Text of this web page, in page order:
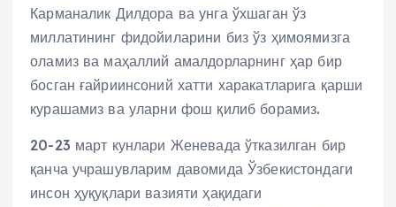
Карманалик Дилдора ва унга ўхшаган ўз
миллатининг фидойиларини биз ўз ҳимоямизга
оламиз ва маҳаллий амалдорларнинг ҳар бир
босган ғайриинсоний хатти харакатларига қарши
курашамиз ва уларни фош қилиб борамиз.
20-23 март кунлари Женевада ўтказилган бир
қанча учрашувларим давомида Ўзбекистондаги
инсон ҳуқуқлари вазияти ҳақидаги